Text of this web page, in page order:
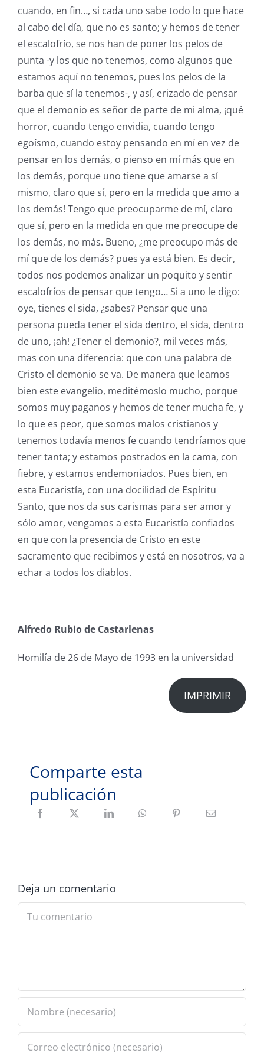
cuando, en fin…, si cada uno sabe todo lo que hace
al cabo del día, que no es santo; y hemos de tener
el escalofrío, se nos han de poner los pelos de
punta -y los que no tenemos, como algunos que
estamos aquí no tenemos, pues los pelos de la
barba que sí la tenemos-, y así, erizado de pensar
que el demonio es señor de parte de mi alma, ¡qué
horror, cuando tengo envidia, cuando tengo
egoísmo, cuando estoy pensando en mí en vez de
pensar en los demás, o pienso en mí más que en
los demás, porque uno tiene que amarse a sí
mismo, claro que sí, pero en la medida que amo a
los demás! Tengo que preocuparme de mí, claro
que sí, pero en la medida en que me preocupe de
los demás, no más. Bueno, ¿me preocupo más de
mí que de los demás? pues ya está bien. Es decir,
todos nos podemos analizar un poquito y sentir
escalofríos de pensar que tengo… Si a uno le digo:
oye, tienes el sida, ¿sabes? Pensar que una
persona pueda tener el sida dentro, el sida, dentro
de uno, ¡ah! ¿Tener el demonio?, mil veces más,
mas con una diferencia: que con una palabra de
Cristo el demonio se va. De manera que leamos
bien este evangelio, meditémoslo mucho, porque
somos muy paganos y hemos de tener mucha fe, y
lo que es peor, que somos malos cristianos y
tenemos todavía menos fe cuando tendríamos que
tener tanta; y estamos postrados en la cama, con
fiebre, y estamos endemoniados. Pues bien, en
esta Eucaristía, con una docilidad de Espíritu
Santo, que nos da sus carismas para ser amor y
sólo amor, vengamos a esta Eucaristía confiados
en que con la presencia de Cristo en este
sacramento que recibimos y está en nosotros, va a
echar a todos los diablos.
Alfredo Rubio de Castarlenas
Homilía de 26 de Mayo de 1993 en la universidad
IMPRIMIR
Comparte esta
publicación
Deja un comentario
Comment